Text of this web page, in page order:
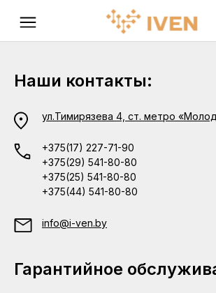
Наши контакты:
ул.Тимирязева 4, ст. метро
+375(17) 227-71-90
+375(29) 541-80-80
+375(25) 541-80-80
+375(44) 541-80-80
info@i-ven.by
Гарантийное